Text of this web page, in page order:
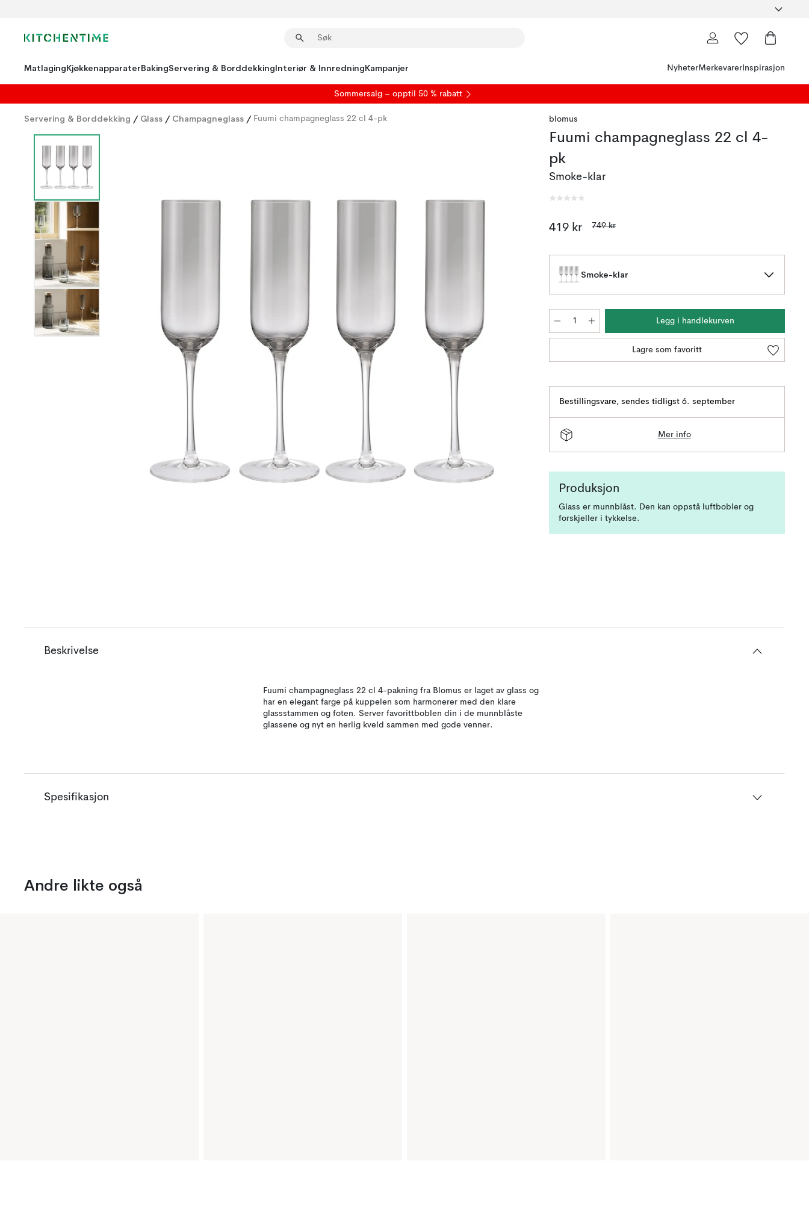
MatlagingKjøkkenapparaterBakingServering & BorddekkingInteriør & InnredningKampanjer NyheterMerkevarer Inspirasjon
Sommersalg – opptil 50 % rabatt
Servering & Borddekking / Glass / Champagneglass / Fuumi champagneglass 22 cl 4-pk blomus
Fuumi champagneglass 22 cl 4-
pk
Smoke-klar
419 kr 749 kr
Smoke-klar
Legg i handlekurven
Lagre som favoritt
Bestillingsvare, sendes tidligst 6. september
Mer info
Produksjon
Glass er munnblåst. Den kan oppstå luftbobler og
forskjeller i tykkelse.
Beskrivelse
Fuumi champagneglass 22 cl 4-pakning fra Blomus er laget av glass og
har en elegant farge på kuppelen som harmonerer med den klare
glassstammen og foten. Server favorittboblen din i de munnblåste
glassene og nyt en herlig kveld sammen med gode venner.
Spesifikasjon
Andre likte også